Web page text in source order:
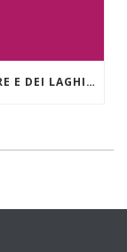
L’ANIMA DEI GRANDI ALBERGHI DI MARE E DEI LAGHI. IL GRAND HOTEL MIRAMARE DI SANTA MARGHERITA LIGURE